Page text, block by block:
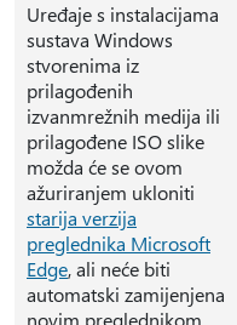
Uređaje s instalacijama
sustava Windows
stvorenima iz
prilagođenih
izvanmrežnih medija ili
prilagođene ISO slike
možda će se ovom
ažuriranjem ukloniti
starija verzija
preglednika Microsoft
Edge, ali neće biti
automatski zamijenjena
novim preglednikom